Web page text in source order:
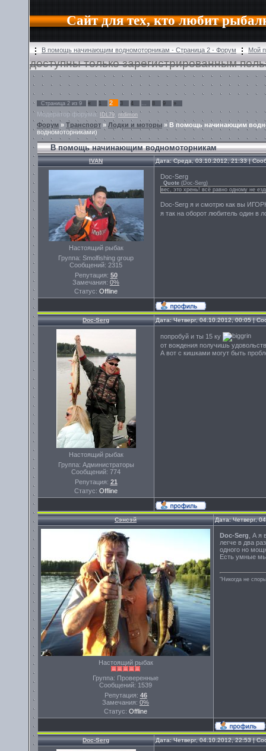
Сайт для тех, кто любит
В помощь начинающим водномоторникам - Страница 2 - Форум Мой
доступны только зарегистрированным
Страница 2 из 9 « 1 2 3 4 … 8 9 »
Модератор форума: IDL79 ntdimon
Форум » Транспорт » Лодки и моторы » В помощь начинающим
водномоторниками)
В помощь начинающим водномоторникам
IVAN Дата: Среда, 03.10.2012, 21:33 |
Настоящий рыбак
Группа: Smolfishing group
Сообщений: 2315
Репутация: 50
Замечания: 0%
Статус: Offline
Doc-Serg
Quote (Doc-Serg)
вес, это хрень! всё равно одному не
Doc-Serg я и смотрю как вы
я так на оборот любитель один в
Doc-Serg Дата: Четверг, 04.10.2012, 00:05 |
Настоящий рыбак
Группа: Администраторы
Сообщений: 774
Репутация: 21
Статус: Offline
попробуй и ты 15 ку
от вождения получишь
А вот с кишками могут быть
Сэнсэй Дата: Четверг,
Настоящий рыбак
Группа: Проверенные
Сообщений: 1539
Репутация: 46
Замечания: 0%
Статус: Offline
Doc-Serg , А я
легче в два
одного но
Есть умные
"Никогда не
Doc-Serg Дата: Четверг, 04.10.2012, 22:53 |